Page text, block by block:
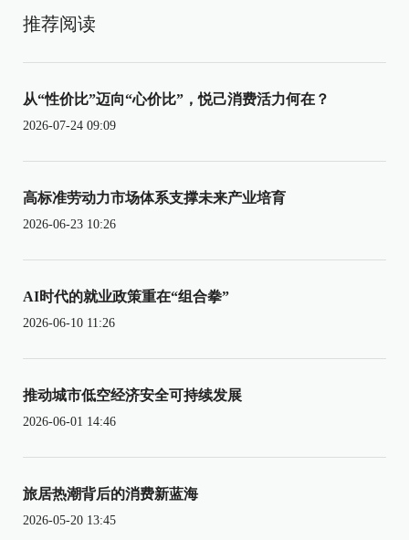
推荐阅读
从“性价比”迈向“心价比”，悦己消费活力何在？
2026-07-24 09:09
高标准劳动力市场体系支撑未来产业培育
2026-06-23 10:26
AI时代的就业政策重在“组合拳”
2026-06-10 11:26
推动城市低空经济安全可持续发展
2026-06-01 14:46
旅居热潮背后的消费新蓝海
2026-05-20 13:45